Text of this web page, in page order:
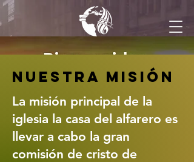
Nuestra misión
La misión principal de la
iglesia la casa del alfarero es
llevar a cabo la gran
comisión de cristo de